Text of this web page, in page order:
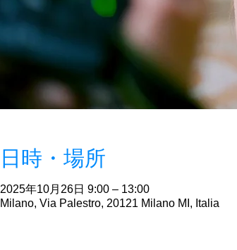
日時・場所
2025年10月26日 9:00 – 13:00
Milano, Via Palestro, 20121 Milano MI, Italia